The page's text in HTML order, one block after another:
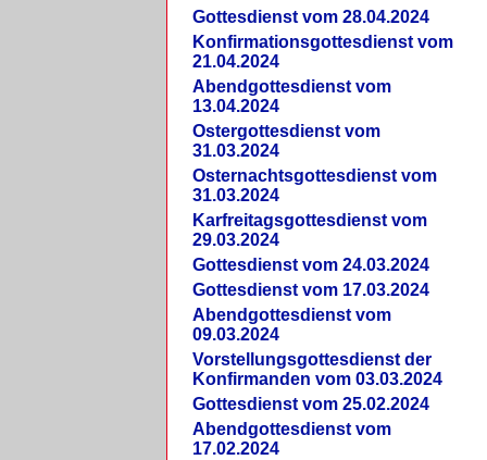
Gottesdienst vom 28.04.2024
Konfirmationsgottesdienst vom
21.04.2024
Abendgottesdienst vom
13.04.2024
Ostergottesdienst vom
31.03.2024
Osternachtsgottesdienst vom
31.03.2024
Karfreitagsgottesdienst vom
29.03.2024
Gottesdienst vom 24.03.2024
Gottesdienst vom 17.03.2024
Abendgottesdienst vom
09.03.2024
Vorstellungsgottesdienst der
Konfirmanden vom 03.03.2024
Gottesdienst vom 25.02.2024
Abendgottesdienst vom
17.02.2024